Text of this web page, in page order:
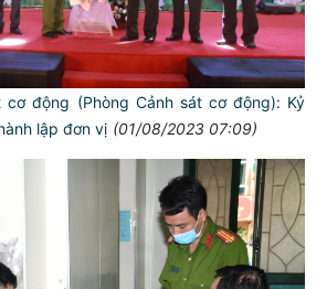
cơ động (Phòng Cảnh sát cơ động): Kỷ
lập đơn vị (01/08/2023 07:09)